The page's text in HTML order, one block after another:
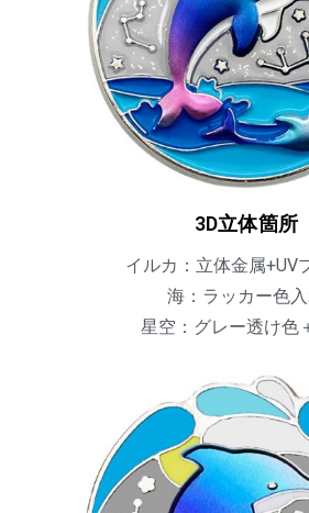
3D立体箇所
イルカ：立体金属+UV
海：ラッカー色
星空：グレー透け色